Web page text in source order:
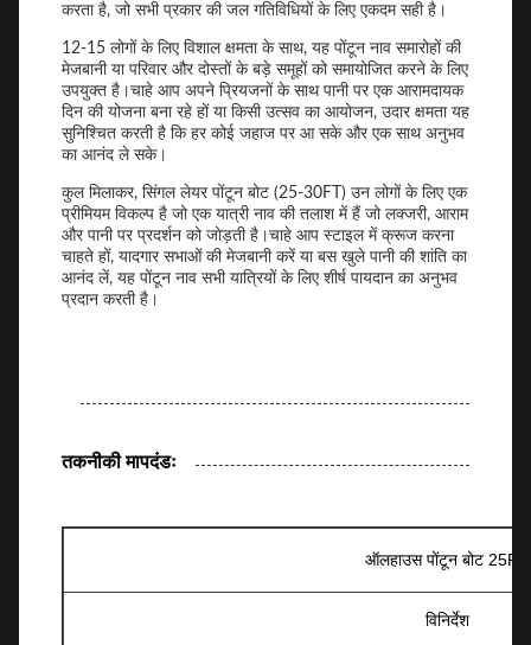
करता है, जो सभी प्रकार की जल गतिविधियों के लिए एकदम सही है।
12-15 लोगों के लिए विशाल क्षमता के साथ, यह पोंटून नाव समारोहों की
मेजबानी या परिवार और दोस्तों के बड़े समूहों को समायोजित करने के लिए
उपयुक्त है।चाहे आप अपने प्रियजनों के साथ पानी पर एक आरामदायक
दिन की योजना बना रहे हों या किसी उत्सव का आयोजन, उदार क्षमता यह
सुनिश्चित करती है कि हर कोई जहाज पर आ सके और एक साथ अनुभव
का आनंद ले सके।
कुल मिलाकर, सिंगल लेयर पोंटून बोट (25-30FT) उन लोगों के लिए एक
प्रीमियम विकल्प है जो एक यात्री नाव की तलाश में हैं जो लक्जरी, आराम
और पानी पर प्रदर्शन को जोड़ती है।चाहे आप स्टाइल में क्रूज करना
चाहते हों, यादगार सभाओं की मेजबानी करें या बस खुले पानी की शांति का
आनंद लें, यह पोंटून नाव सभी यात्रियों के लिए शीर्ष पायदान का अनुभव
प्रदान करती है।
तकनीकी मापदंडः
ऑलहाउस पोंटून बोट 25FT
विनिर्देश